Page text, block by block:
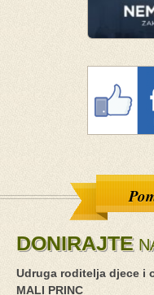
DONIRAJTE
Udruga roditelja djece i
MALI PRINC